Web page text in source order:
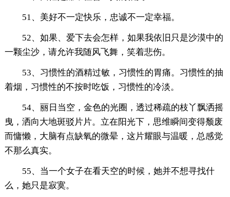
51、美好不一定快乐，忠诚不一定幸福。
52、如果、爱下去会怎样，如果我依旧只是沙漠中的
一颗尘沙，请允许我随风飞舞，笑着悲伤。
53、习惯性的酒精过敏，习惯性的胃痛。习惯性的抽
着烟，习惯性的不按时吃饭，习惯性的冷淡。
54、丽日当空，金色的光圈，透过稀疏的枝丫飘洒摇
曳，洒向大地斑驳片片。立在阳光下，思维瞬间变得颓废
而慵懒，大脑有点缺氧的微晕，这片耀眼与温暖，总感觉
不那么真实。
55、当一个女子在看天空的时候，她并不想寻找什
么，她只是寂寞。